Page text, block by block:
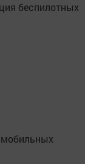
беспилотных
мобильных